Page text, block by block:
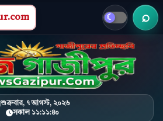
শুক্রবার, ৭ আগস্ট, ২০২৬
সকাল ১১:১১:৪১